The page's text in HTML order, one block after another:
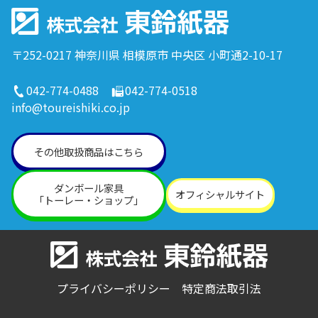
〒252-0217 神奈川県 相模原市 中央区 小町通2-10-17
042-774-0488
042-774-0518
info@toureishiki.co.jp
その他取扱商品はこちら
ダンボール家具
「トーレー・ショップ」
オフィシャルサイト
プライバシーポリシー 特定商法取引法